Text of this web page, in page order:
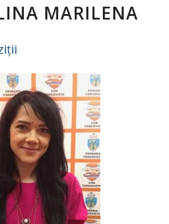
MARILENA